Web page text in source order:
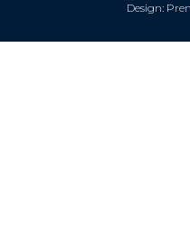
Design: